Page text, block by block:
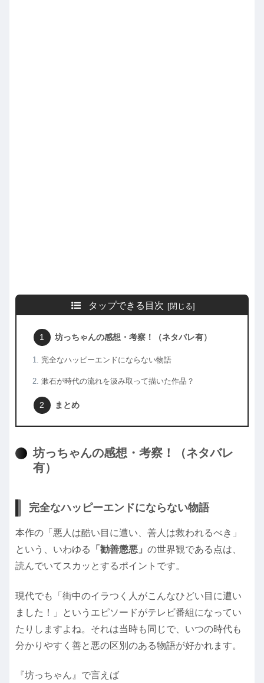
タップできる目次
坊っちゃんの感想・考察！（ネタバレ有）
完全なハッピーエンドにならない物語
漱石が時代の流れを汲み取って描いた作品？
まとめ
坊っちゃんの感想・考察！（ネタバレ
有）
完全なハッピーエンドにならない物語
本作の「悪人は酷い目に遭い、善人は救われるべき」
という、いわゆる
「勧善懲悪」 の世界観である点は、
読んでいてスカッとするポイントです。
現代でも「街中のイラつく人がこんなひどい目に遭い
ました！」というエピソードがテレビ番組になってい
たりしますよね。それは当時も同じで、いつの時代も
分かりやすく善と悪の区別のある物語が好かれます。
『坊っちゃん』で言えば